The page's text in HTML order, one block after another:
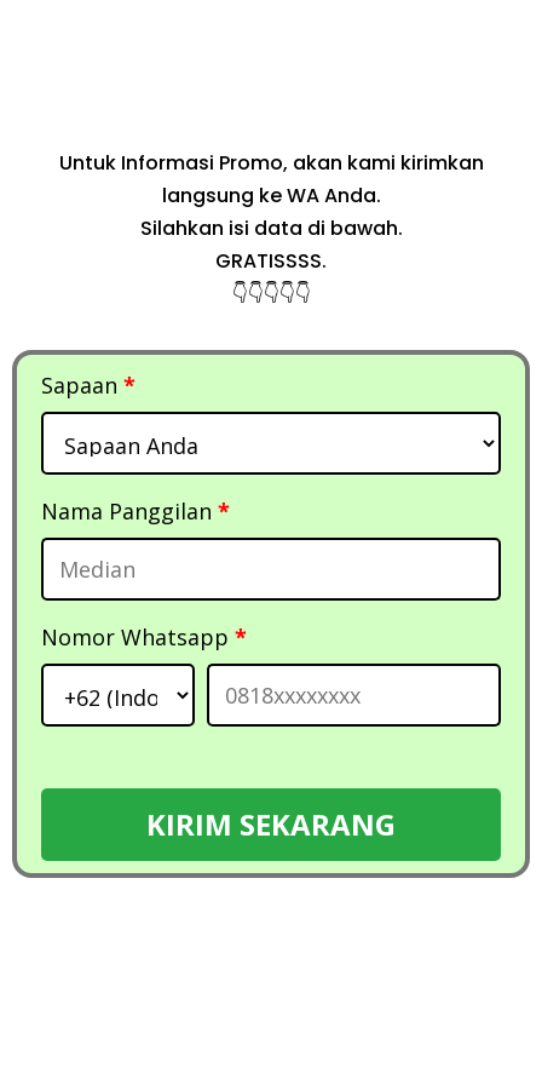
Untuk Informasi Promo, akan kami kirimkan
langsung ke WA Anda.
Silahkan isi data di bawah.
GRATISSSS.
👇👇👇👇👇
Sapaan *
Nama Panggilan *
Nomor Whatsapp *
KIRIM SEKARANG